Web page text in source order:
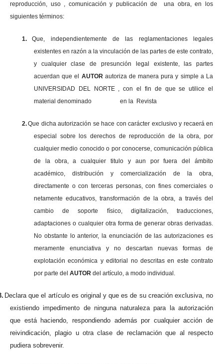
reproducción, uso , comunicación y publicación de una obra, en los
siguientes términos:
1.
Que, independientemente de las reglamentaciones legales
existentes en razón a la vinculación de las partes de este contrato,
y cualquier clase de presunción legal existente, las partes
acuerdan que el AUTOR autoriza de manera pura y simple a La
UNIVERSIDAD DEL NORTE , con el fin de que se utilice el
material denominado en la Revista
2.Que dicha autorización se hace con carácter exclusivo y recaerá en
especial sobre los derechos de reproducción de la obra, por
cualquier medio conocido o por conocerse, comunicación pública
de la obra, a cualquier titulo y aun por fuera del ámbito
académico, distribución y comercialización de la obra,
directamente o con terceras personas, con fines comerciales o
netamente educativos, transformación de la obra, a través del
cambio de soporte físico, digitalización, traducciones,
adaptaciones o cualquier otra forma de generar obras derivadas.
No obstante lo anterior, la enunciación de las autorizaciones es
meramente enunciativa y no descartan nuevas formas de
explotación económica y editorial no descritas en este contrato
por parte del AUTORdel artículo, a modo individual.
Declara que el artículo es original y que es de su creación exclusiva, no
existiendo impedimento de ninguna naturaleza para la autorización
que está haciendo, respondiendo además por cualquier acción de
reivindicación, plagio u otra clase de reclamación que al respecto
pudiera sobrevenir.